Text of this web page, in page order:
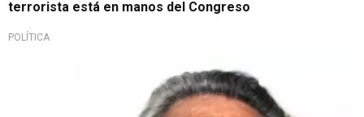
terrorista está en manos del Congreso
POLÍTICA